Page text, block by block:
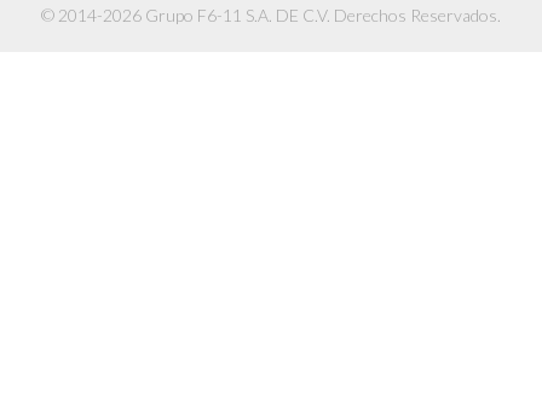
© 2014-2026 Grupo F6-11 S.A. DE C.V. Derechos Reservados.